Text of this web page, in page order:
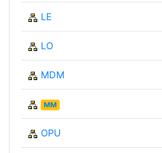
LE
LO
MDM
MM
OPU